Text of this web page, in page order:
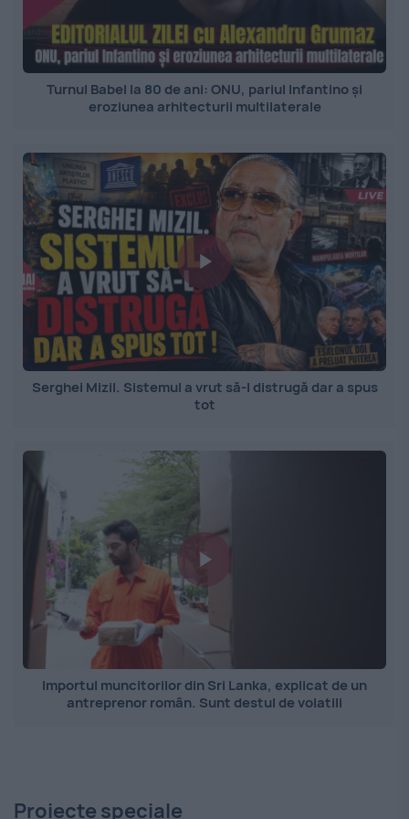
Turnul Babel la 80 de ani: ONU, pariul Infantino și
eroziunea arhitecturii multilaterale
Serghei Mizil. Sistemul a vrut să-l distrugă dar a spus
tot
Importul muncitorilor din Sri Lanka, explicat de un
antreprenor român. Sunt destul de volatili
Proiecte speciale